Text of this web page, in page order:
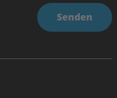
Senden